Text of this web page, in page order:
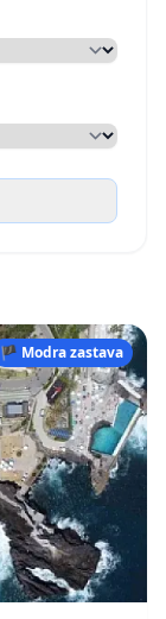
🏴 Modra zastava